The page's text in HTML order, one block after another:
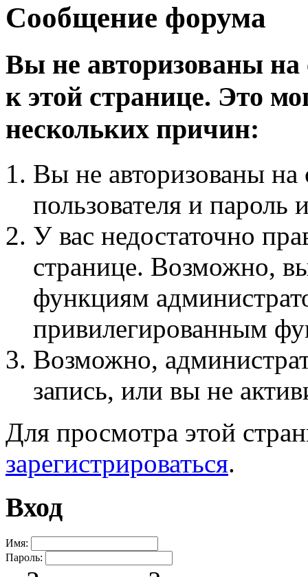
Сообщение форума
Вы не авторизованы на
к этой странице. Это
нескольких причин:
Вы не авторизованы на
пользователя и пароль
У вас недостаточно
странице. Возможно,
функциям
привилегированным
Возможно,
запись, или вы не
Для просмотра этой
зарегистрироваться.
Вход
Имя:
Пароль: